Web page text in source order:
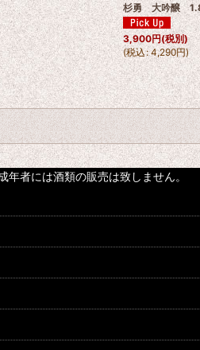
杉勇 大吟醸
3,900円(税別)
(税込: 4,290円)
者には酒類の販売は致しません。